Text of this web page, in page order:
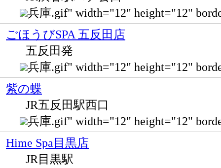
兵庫.gif" width="12" height="12"
ごほうびSPA 五反田店
五反田発
兵庫.gif" width="12" height="12"
紫の蝶
JR五反田駅西口
兵庫.gif" width="12" height="12"
Hime Spa目黒店
JR目黒駅